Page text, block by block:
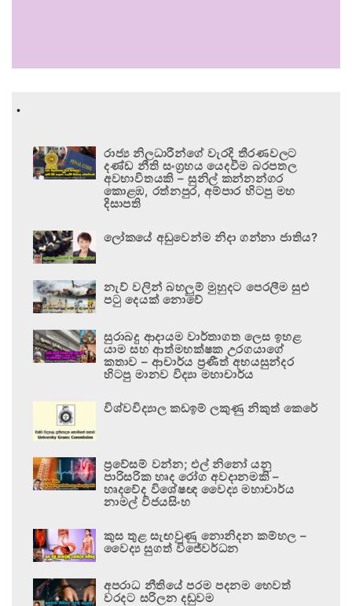
.
රාජ්‍ය නිලධාරීන්ගේ වැරදි තීරණවලට
දණ්ඩ නීති සංග්‍රහය යෙදවීම බරපතල
අවභාවිතයකි – සුනිල් කන්නන්ගර
කොළඹ, රත්නපුර, අම්පාර හිටපු මහ
දිසාපති
ලෝකයේ අඩුවෙන්ම නිදා ගන්නා ජාතිය?
නැව් වලින් බහලුම් මුහුදට පෙරලීම සුළු
පටු දෙයක් නොවේ
සුරාබදු ආදායම වාර්තාගත ලෙස ඉහළ
යාම සහ ආත්මභක්ෂක උරගයාගේ
කතාව – ආචාර්ය ප්‍රණීත් අභයසුන්දර
හිටපු මානව විද්‍යා මහාචාර්ය
විශ්වවිද්‍යාල කඩඉම් ලකුණු නිකුත් කෙරේ
ප්‍රවේසම් වන්න; එල් නිනෝ යනු
පාරිසරික හෘද රෝග අවදානමකි –
හෘදවේද විශේෂඥ වෛද්‍ය මහාචාර්ය
නාමල් විජයසිංහ
කුස තුළ සැඟවුණු නොනිදන කම්හල –
වෛද්‍ය සුගත් විජේවර්ධන
අපරාධ නීතියේ පරම පදනම හෙවත්
වරදට සරිලන දඬුවම